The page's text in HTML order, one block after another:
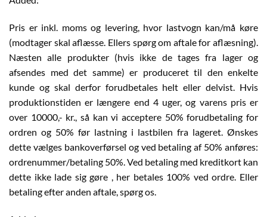
Pris er inkl. moms og levering, hvor lastvogn kan/må køre
(modtager skal aflæsse. Ellers spørg om aftale for aflæsning).
Næsten alle produkter (hvis ikke de tages fra lager og
afsendes med det samme) er produceret til den enkelte
kunde og skal derfor forudbetales helt eller delvist. Hvis
produktionstiden er længere end 4 uger, og varens pris er
over 10000,- kr., så kan vi acceptere 50% forudbetaling for
ordren og 50% før lastning i lastbilen fra lageret. Ønskes
dette vælges bankoverførsel og ved betaling af 50% anføres:
ordrenummer/betaling 50%. Ved betaling med kreditkort kan
dette ikke lade sig gøre , her betales 100% ved ordre. Eller
betaling efter anden aftale, spørg os.